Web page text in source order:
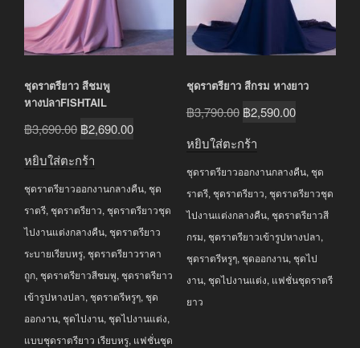
ชุดราตรียาว สีชมพู
หางปลาFISHTAIL
฿3,690.00 Original
฿3,690.00.
฿2,690.00Current
฿2,690.00.
หยิบใส่ตะกร้า
ชุดราตรียาวออกงานกลางคืน, ชุด
ราตรี, ชุดราตรียาว, ชุดราตรียาวชุด
ไปงานแต่งกลางคืน, ชุดราตรียาว
ระบายเรียบหรู, ชุดราตรียาวราคา
ถูก, ชุดราตรียาวสีชมพู, ชุดราตรียาว
เข้ารูปหางปลา, ชุดราตรีหรูๆ, ชุด
ออกงาน, ชุดไปงาน, ชุดไปงานแต่ง,
แบบชุดราตรียาว เรียบหรู, แฟชั่นชุด
ชุดราตรียาว สีกรม หางยาว
฿3,790.00 Original
฿3,790.00.
฿2,590.00Current
฿2,590.00.
หยิบใส่ตะกร้า
ชุดราตรียาวออกงานกลางคืน, ชุด
ราตรี, ชุดราตรียาว, ชุดราตรียาวชุด
ไปงานแต่งกลางคืน, ชุดราตรียาวสี
กรม, ชุดราตรียาวเข้ารูปหางปลา,
ชุดราตรีหรูๆ, ชุดออกงาน, ชุดไป
งาน, ชุดไปงานแต่ง, แฟชั่นชุดราตรี
ยาว